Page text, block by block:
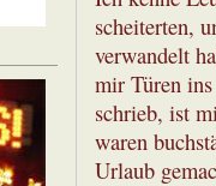
scheiterten,
verwandelt
mir Türen
schrieb, ist
waren
Urlaub